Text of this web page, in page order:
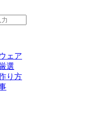
ェア
選
り方